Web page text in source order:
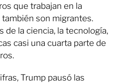
que trabajan en la
son migrantes.
de la ciencia, la tecnología,
casi una cuarta parte de
Trump pausó las